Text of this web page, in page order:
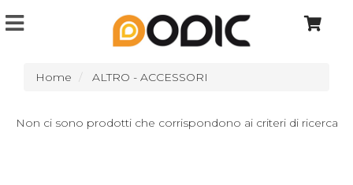
Home ALTRO - ACCESSORI
Non ci sono prodotti che corrispondono ai criteri di ricerca